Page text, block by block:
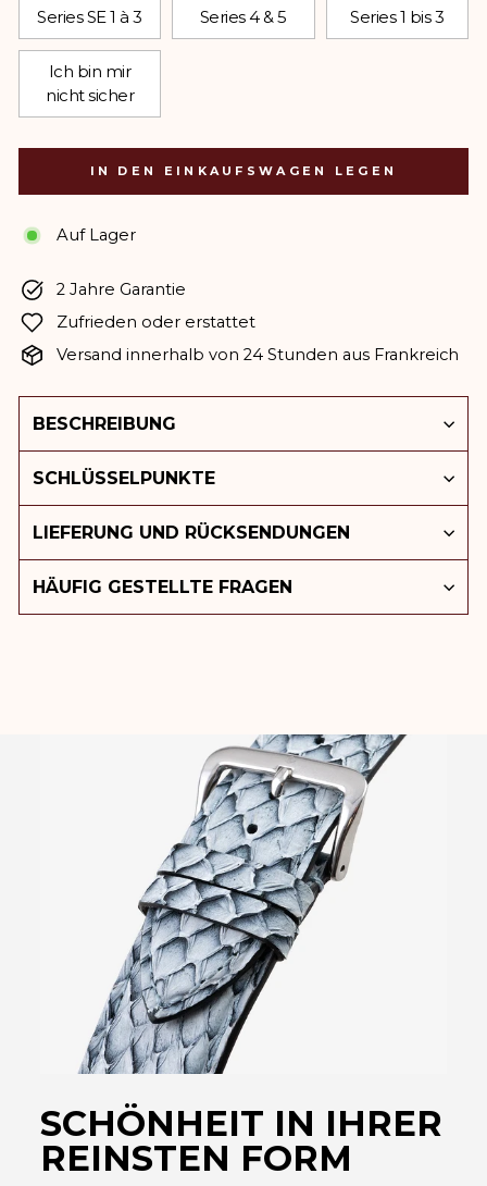
Series SE 1 à 3 Series 4 & 5 Series 1 bis 3
Ich bin mir
nicht sicher
IN DEN EINKAUFSWAGEN LEGEN
Auf Lager
2 Jahre Garantie
Zufrieden oder erstattet
Versand innerhalb von 24 Stunden aus Frankreich
BESCHREIBUNG
SCHLÜSSELPUNKTE
LIEFERUNG UND RÜCKSENDUNGEN
HÄUFIG GESTELLTE FRAGEN
SCHÖNHEIT IN IHRER
REINSTEN FORM